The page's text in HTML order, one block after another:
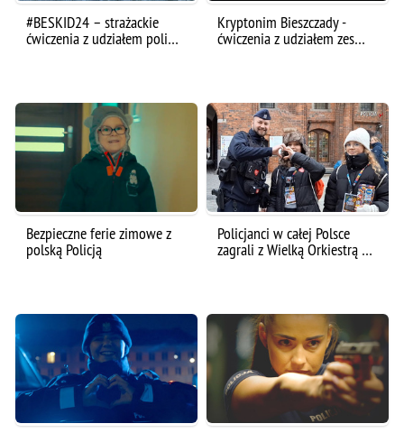
#BESKID24 – strażackie
ćwiczenia z udziałem poli…
Kryptonim Bieszczady -
ćwiczenia z udziałem zes…
Bezpieczne ferie zimowe z
polską Policją
Policjanci w całej Polsce
zagrali z Wielką Orkiestrą …